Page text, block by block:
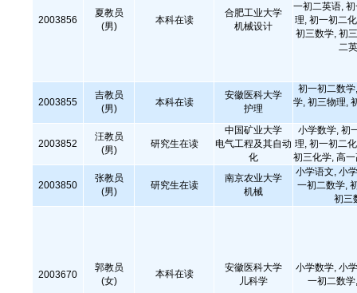
2003856
夏教员
(男)
本科在读
合肥工业大学
机械设计
一初二英语,
理, 初一初二
初三数学, 初
二
2003855
吉教员
(男)
本科在读
安徽医科大学
护理
初一初二数
学, 初三物理,
2003852
汪教员
(男)
研究生在读
中国矿业大学
电气工程及其自动
化
小学数学, 初
理, 初一初二
初三化学, 高
2003850
张教员
(男)
研究生在读
南京农业大学
机械
小学语文, 小
一初二数学,
初三
2003670
郭教员
(女)
本科在读
安徽医科大学
儿科学
小学数学, 小
一初二数